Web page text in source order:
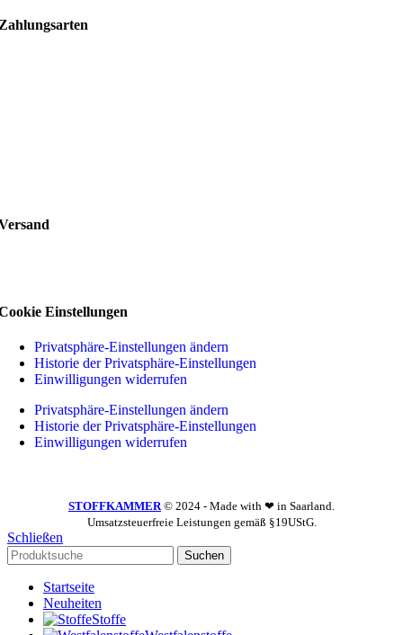
Einstellungen
Privatsphäre-Einstellungen ändern
Historie der Privatsphäre-Einstellungen
Einwilligungen widerrufen
Privatsphäre-Einstellungen ändern
Historie der Privatsphäre-Einstellungen
Einwilligungen widerrufen
STOFFKAMMER© 2024 - Made with ❤ in Saarland.
Umsatzsteuerfreie Leistungen gemäß §19UStG.
Schließen
Suchen
Startseite
Neuheiten
Stoffe